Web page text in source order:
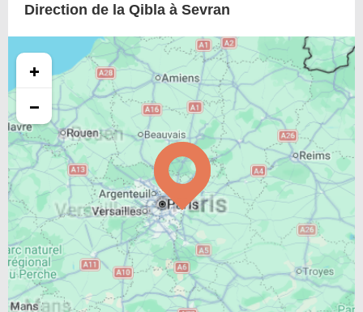
Direction de la Qibla à Sevran
+
−